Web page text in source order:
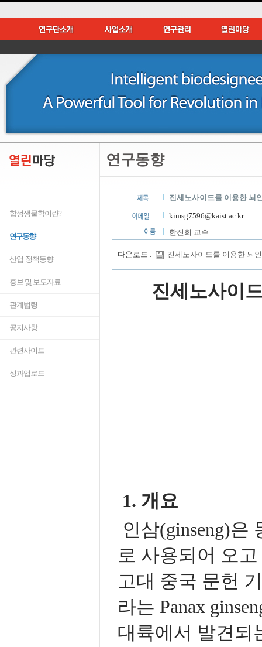
합성생물학이란?
연구동향
산업·정책동향
홍보 및 보도자료
관계법령
공지사항
관련사이트
성과업로드
연구동향
진세노사이드를 이용한 뇌
kimsg7596@kaist.ac.kr
한진희 교수
다운로드 : 진세노사이드를 이용한 뇌
진세노사이
1. 개요
인삼(ginseng)은
로 사용되어 오
고대 중국 문헌
라는 Panax
대륙에서 발견되